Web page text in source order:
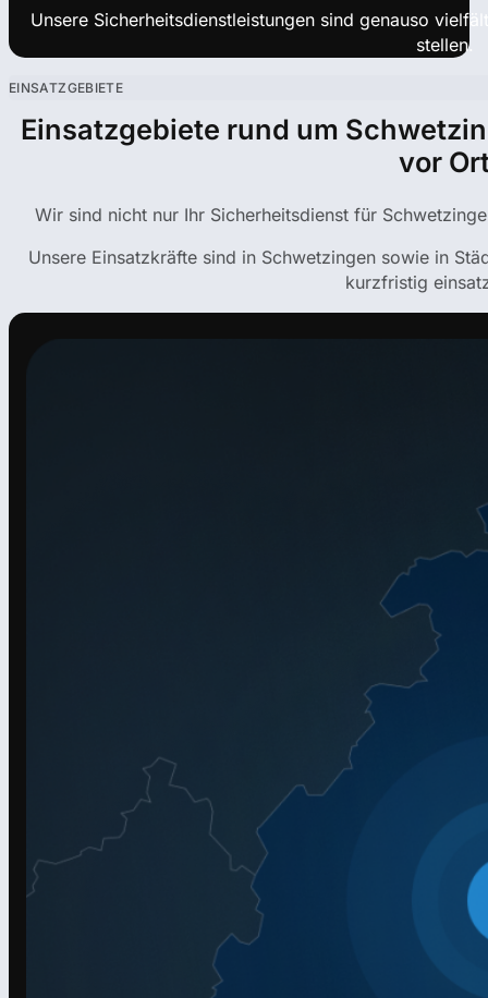
Unsere Sicherheitsdienstleistungen sind genauso
stellen.
EINSATZGEBIETE
Einsatzgebiete rund um
vor
Wir sind nicht nur Ihr Sicherheitsdienst für
Unsere Einsatzkräfte sind in Schwetzingen sowie in
kurzfristig